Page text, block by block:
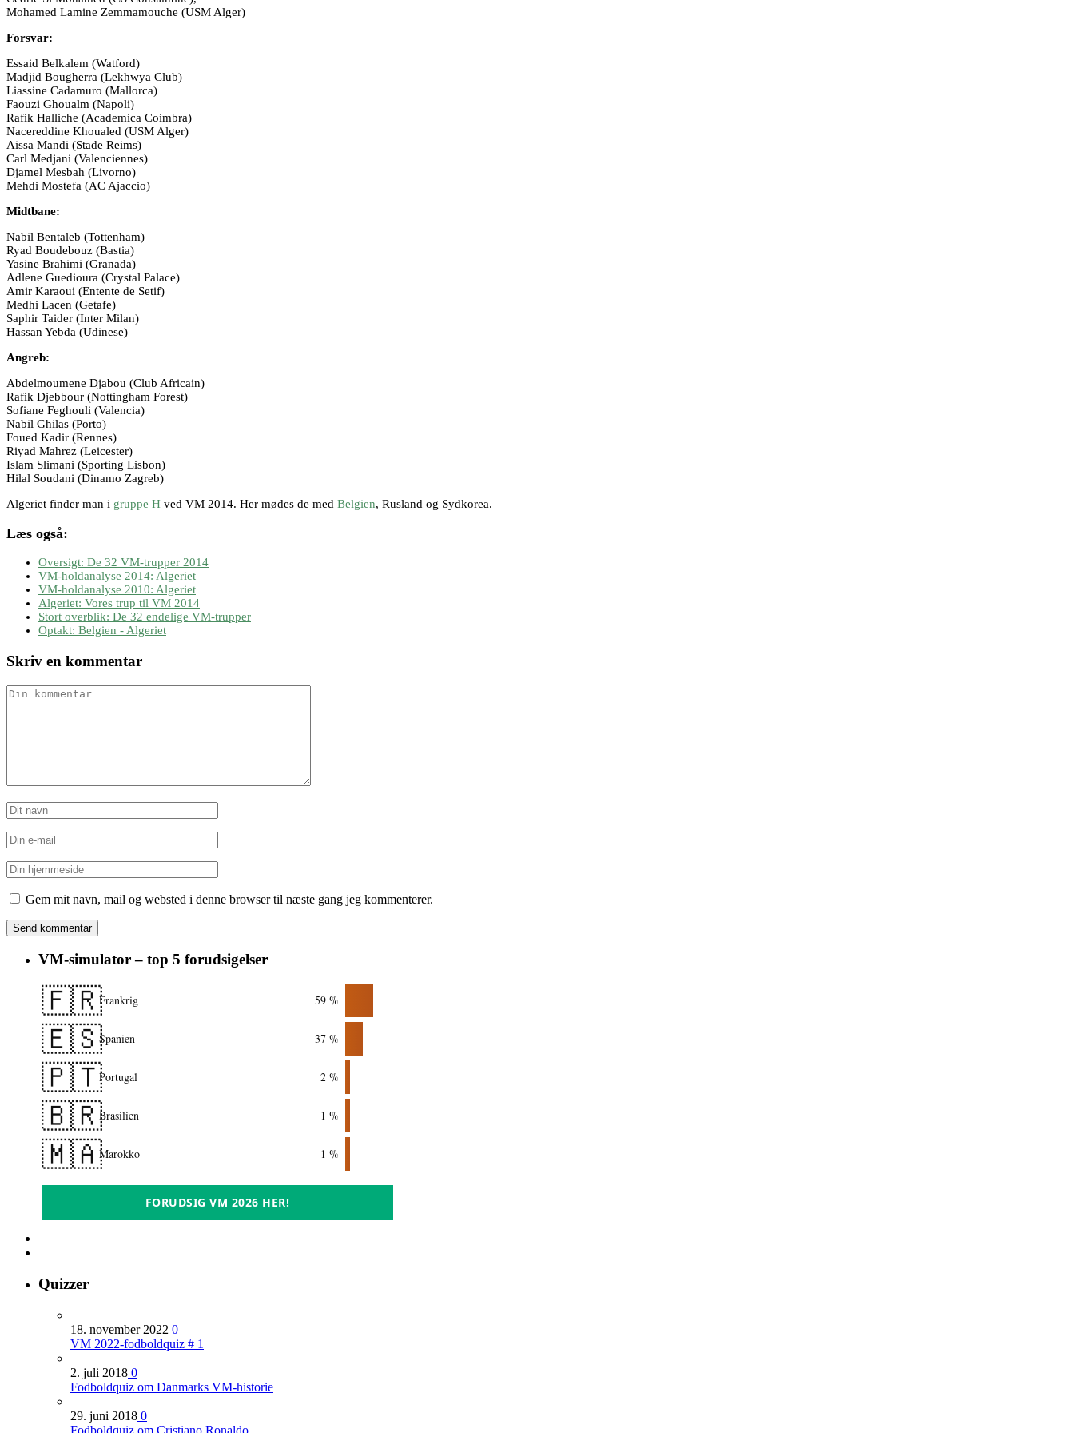
Mohamed Lamine Zemmamouche (USM Alger)
Forsvar:
Essaid Belkalem (Watford)
Madjid Bougherra (Lekhwya Club)
Liassine Cadamuro (Mallorca)
Faouzi Ghoualm (Napoli)
Rafik Halliche (Academica Coimbra)
Nacereddine Khoualed (USM Alger)
Aissa Mandi (Stade Reims)
Carl Medjani (Valenciennes)
Djamel Mesbah (Livorno)
Mehdi Mostefa (AC Ajaccio)
Midtbane:
Nabil Bentaleb (Tottenham)
Ryad Boudebouz (Bastia)
Yasine Brahimi (Granada)
Adlene Guedioura (Crystal Palace)
Amir Karaoui (Entente de Setif)
Medhi Lacen (Getafe)
Saphir Taider (Inter Milan)
Hassan Yebda (Udinese)
Angreb:
Abdelmoumene Djabou (Club Africain)
Rafik Djebbour (Nottingham Forest)
Sofiane Feghouli (Valencia)
Nabil Ghilas (Porto)
Foued Kadir (Rennes)
Riyad Mahrez (Leicester)
Islam Slimani (Sporting Lisbon)
Hilal Soudani (Dinamo Zagreb)
Algeriet finder man i gruppe H ved VM 2014. Her mødes de med Belgien, Rusland og Sydkorea.
Læs også:
Oversigt: De 32 VM-trupper 2014
VM-holdanalyse 2014: Algeriet
VM-holdanalyse 2010: Algeriet
Algeriet: Vores trup til VM 2014
Stort overblik: De 32 endelige VM-trupper
Optakt: Belgien - Algeriet
Skriv en kommentar
Gem mit navn, mail og websted i denne browser til næste gang jeg kommenterer.
VM-simulator – top 5 forudsigelser
🇫🇷Frankrig 59 %
🇪🇸Spanien 37 %
🇵🇹Portugal 2 %
🇧🇷Brasilien 1 %
🇲🇦Marokko 1 %
FORUDSIG VM 2026 HER!
Quizzer
18. november 2022 0
VM 2022-fodboldquiz # 1
2. juli 2018 0
Fodboldquiz om Danmarks VM-historie
29. juni 2018 0
Fodboldquiz om Cristiano Ronaldo